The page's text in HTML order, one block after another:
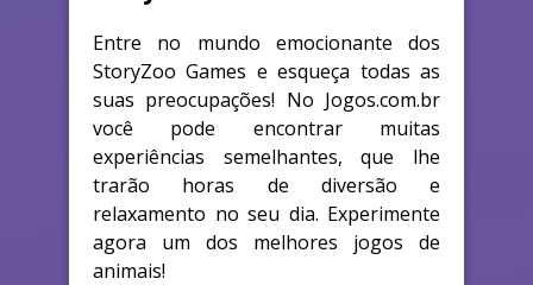
Entre no mundo emocionante dos
StoryZoo Games e esqueça todas as
suas preocupações! No Jogos.com.br
você pode encontrar muitas
experiências semelhantes, que lhe
trarão horas de diversão e
relaxamento no seu dia. Experimente
agora um dos melhores jogos de
animais!